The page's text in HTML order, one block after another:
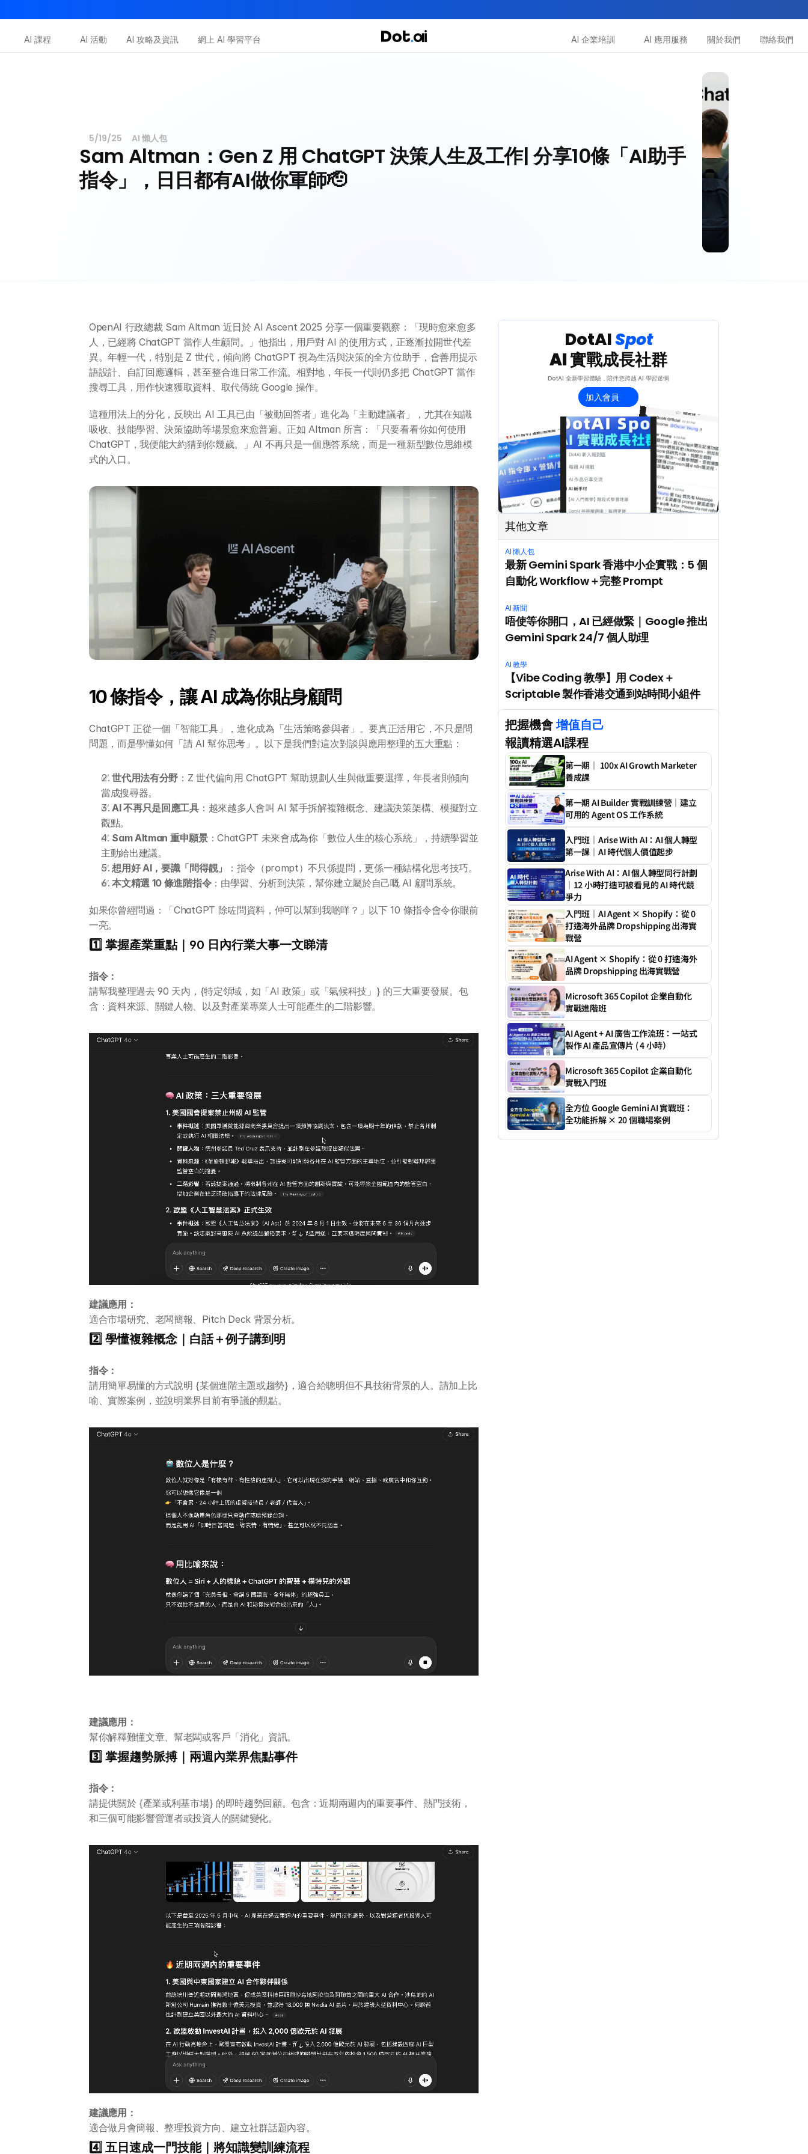
5/19/25 AI 懶人包
Sam Altman：Gen Z 用 ChatGPT 決策人生及工作| 分享10條「AI助手
指令」，日日都有AI做你軍師🫡
OpenAI 行政總裁 Sam Altman 近日於 AI Ascent 2025 分享一個重要觀察：「現時愈來愈多
人，已經將 ChatGPT 當作人生顧問。」他指出，用戶對 AI 的使用方式，正逐漸拉開世代差
異。年輕一代，特別是 Z 世代，傾向將 ChatGPT 視為生活與決策的全方位助手，會善用提示
語設計、自訂回應邏輯，甚至整合進日常工作流。相對地，年長一代則仍多把 ChatGPT 當作
搜尋工具，用作快速獲取資料、取代傳統 Google 操作。
這種用法上的分化，反映出 AI 工具已由「被動回答者」進化為「主動建議者」，尤其在知識
吸收、技能學習、決策協助等場景愈來愈普遍。正如 Altman 所言：「只要看看你如何使用
ChatGPT，我便能大約猜到你幾歲。」AI 不再只是一個應答系統，而是一種新型數位思維模
式的入口。
10 條指令，讓 AI 成為你貼身顧問
ChatGPT 正從一個「智能工具」，進化成為「生活策略參與者」。要真正活用它，不只是問
問題，而是學懂如何「請 AI 幫你思考」。以下是我們對這次對談與應用整理的五大重點：
✅ 世代用法有分野 ：Z 世代偏向用 ChatGPT 幫助規劃人生與做重要選擇，年長者則傾向
當成搜尋器。
✅ AI 不再只是回應工具：越來越多人會叫 AI 幫手拆解複雜概念、建議決策架構、模擬對立
觀點。
✅ Sam Altman 重申願景：ChatGPT 未來會成為你「數位人生的核心系統」，持續學習並
主動給出建議。
✅ 想用好 AI，要識「問得靚」
：指令（prompt）不只係提問，更係一種結構化思考技巧。
✅ 本文精選 10 條進階指令：由學習、分析到決策，幫你建立屬於自己嘅 AI 顧問系統。
如果你曾經問過：「ChatGPT 除咗問資料，仲可以幫到我啲咩？」以下 10 條指令會令你眼前
一亮。
1️⃣ 掌握產業重點｜90 日內行業大事一文睇清
指令：
請幫我整理過去 90 天內，{特定領域，如「AI 政策」或「氣候科技」} 的三大重要發展。包
含：資料來源、關鍵人物、以及對產業專業人士可能產生的二階影響。
建議應用：
適合市場研究、老闆簡報、Pitch Deck 背景分析。
2️⃣ 學懂複雜概念｜白話＋例子講到明
指令：
請用簡單易懂的方式說明 {某個進階主題或趨勢}，適合給聰明但不具技術背景的人。請加上比
喻、實際案例，並說明業界目前有爭議的觀點。
建議應用：
幫你解釋難懂文章、幫老闆或客戶「消化」資訊。
3️⃣ 掌握趨勢脈搏｜兩週內業界焦點事件
指令：
請提供關於 {產業或利基市場} 的即時趨勢回顧。包含：近期兩週內的重要事件、熱門技術，
和三個可能影響營運者或投資人的關鍵變化。
建議應用：
適合做月會簡報、整理投資方向、建立社群話題內容。
4️⃣ 五日速成一門技能｜將知識變訓練流程
DotAI Spot
AI 實戰成長社群
DotAI 全新學習體驗，陪伴您跨越 AI 學習迷惘
加入會員
其他文章
AI 懶人包
最新 Gemini Spark 香港中小企實戰：5 個
自動化 Workflow＋完整 Prompt
AI 新聞
唔使等你開口，AI 已經做緊｜Google 推出
Gemini Spark 24/7 個人助理
AI 教學
【Vibe Coding 教學】用 Codex＋
Scriptable 製作香港交通到站時間小組件
把握機會 增值自己
報讀精選AI課程
第一期｜ 100x AI Growth Marketer
養成課
第一期 AI Builder 實戰訓練營｜建立
可用的 Agent OS 工作系統
入門班｜Arise With AI：AI 個人轉型
第一課｜AI 時代個人價值起步
Arise With AI：AI 個人轉型同行計劃
｜12 小時打造可被看見的 AI 時代競
爭力
入門班｜AI Agent × Shopify：從 0
打造海外品牌 Dropshipping 出海實
戰營
AI Agent × Shopify：從 0 打造海外
品牌 Dropshipping 出海實戰營
Microsoft 365 Copilot 企業自動化
實戰進階班
AI Agent + AI 廣告工作流班：一站式
製作 AI 產品宣傳片 ( 4 小時）
Microsoft 365 Copilot 企業自動化
實戰入門班
全方位 Google Gemini AI 實戰班：
全功能拆解 × 20 個職場案例
AI 課程 AI 活動 AI 攻略及資訊 網上 AI 學習平台 AI 企業培訓 AI 應用服務 關於我們 聯絡我們
Dot.AI Academy